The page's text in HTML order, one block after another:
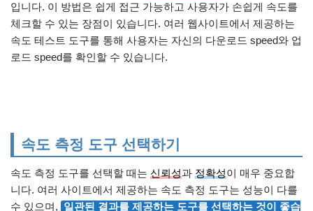
입니다. 이 방법은 쉽게 접근 가능하고 사용자가 손쉽게 속도를
체크할 수 있는 장점이 있습니다. 여러 웹사이트에서 제공하는
속도 테스트 도구를 통해 사용자는 자신의 다운로드 speed와 업
로드 speed를 확인할 수 있습니다.
속도 측정 도구 선택하기
속도 측정 도구를 선택할 때는 신뢰성과 정확성이 매우 중요합
니다. 여러 사이트에서 제공하는 속도 측정 도구는 성능이 다를
수 있으며, 일관된 결과를 제공하는 도구를 선택하는 것이 좋습